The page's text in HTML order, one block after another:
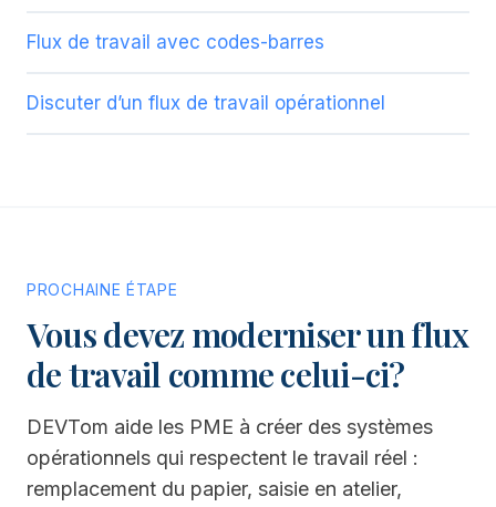
Flux de travail avec codes-barres
Discuter d’un flux de travail opérationnel
PROCHAINE ÉTAPE
Vous devez moderniser un flux
de travail comme celui-ci?
DEVTom aide les PME à créer des systèmes
opérationnels qui respectent le travail réel :
remplacement du papier, saisie en atelier,